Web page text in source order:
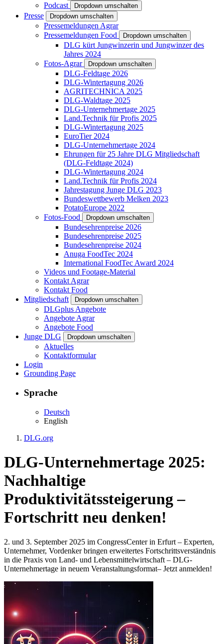
Podcast Dropdown umschalten
Presse Dropdown umschalten
Pressemeldungen Agrar
Pressemeldungen Food
Dropdown umschalten
DLG kürt Jungwinzerin und Jungwinzer des
Jahres 2024
Fotos-Agrar
Dropdown umschalten
DLG-Feldtage 2026
DLG-Wintertagung 2026
AGRITECHNICA 2025
DLG-Waldtage 2025
DLG-Unternehmertage 2025
Land.Technik für Profis 2025
DLG-Wintertagung 2025
EuroTier 2024
DLG-Unternehmertage 2024
Ehrungen für 25 Jahre DLG Mitgliedschaft
(DLG-Feldtage 2024)
DLG-Wintertagung 2024
Land.Technik für Profis 2024
Jahrestagung Junge DLG 2023
Bundeswettbewerb Melken 2023
PotatoEurope 2022
Fotos-Food
Dropdown umschalten
Bundesehrenpreise 2026
Bundesehrenpreise 2025
Bundesehrenpreise 2024
Anuga FoodTec 2024
International FoodTec Award 2024
Videos und Footage-Material
Kontakt Agrar
Kontakt Food
Mitgliedschaft
Dropdown umschalten
DLGplus Angebote
Angebote Agrar
Angebote Food
Junge DLG
Dropdown umschalten
Aktuelles
Kontaktformular
Login
Grounding Page
Sprache
Deutsch
English
DLG.org
DLG-Unternehmertage 2025:
Nachhaltige
Produktivitätssteigerung –
Fortschritt neu denken!
2. und 3. September 2025 im CongressCenter in Erfurt – Experten,
Unternehmer, Vordenker bringen erweitertes Fortschrittsverständnis
in die Praxis von Land- und Lebensmittelwirtschaft – DLG-
Unternehmertage in neuem Veranstaltungsformat– Jetzt anmelden!